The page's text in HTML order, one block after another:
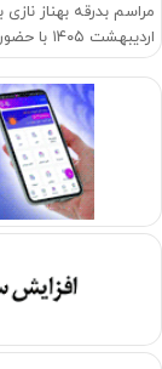
اردیبهشت ۱۴۰۵ با حضور جمعی از هنرمندان…